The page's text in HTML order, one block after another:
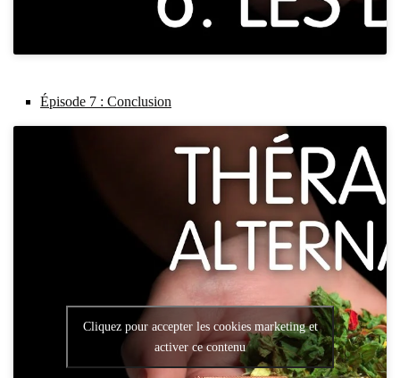
Épi­sode 7 : Conclu­sion
Cliquez pour accepter les cookies marketing et
activer ce contenu